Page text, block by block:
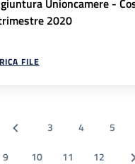
Unioncamere -
2020
FILE
3 4 5
9 10 11 12